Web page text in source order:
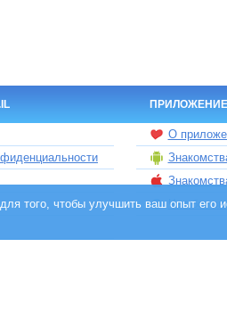
О
Чат бот
того, чтобы улучшить ваш опыт